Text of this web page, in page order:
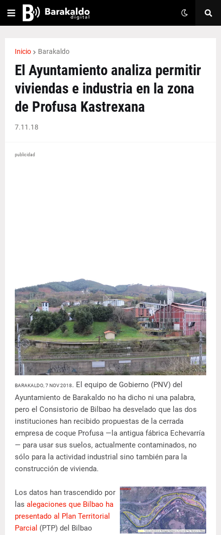
Inicio Barakaldo
El Ayuntamiento analiza permitir
viviendas e industria en la zona
de Profusa Kastrexana
7.11.18
publicidad
BARAKALDO, 7 NOV 2018. El equipo de Gobierno (PNV) del
Ayuntamiento de Barakaldo no ha dicho ni una palabra,
pero el Consistorio de Bilbao ha desvelado que las dos
instituciones han recibido propuestas de la cerrada
empresa de coque Profusa —la antigua fábrica Echevarría
— para usar sus suelos, actualmente contaminados, no
sólo para la actividad industrial sino también para la
construcción de vivienda.
Los datos han trascendido por
las alegaciones que Bilbao ha
presentado al Plan Territorial
Parcial (PTP) del Bilbao